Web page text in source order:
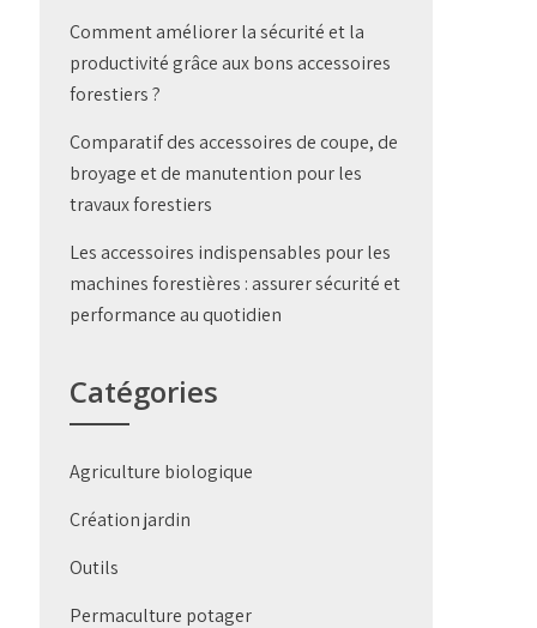
Comment améliorer la sécurité et la
productivité grâce aux bons accessoires
forestiers ?
Comparatif des accessoires de coupe, de
broyage et de manutention pour les
travaux forestiers
Les accessoires indispensables pour les
machines forestières : assurer sécurité et
performance au quotidien
Catégories
Agriculture biologique
Création jardin
Outils
Permaculture potager